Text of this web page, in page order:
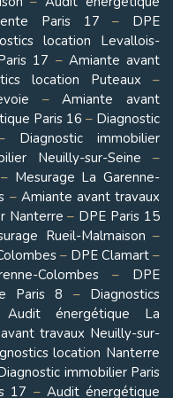
Paris 17 – DPE
location Levallois-
17 – Amiante avant
location Puteaux –
–Amiante avant
Paris 16 – Diagnostic
Diagnostic immobilier
Neuilly-sur-Seine –
– Mesurage La Garenne-
– Amiante avant travaux
Nanterre – DPE Paris 15
Rueil-Malmaison –
– DPE Clamart –
Colombes– DPE
Paris 8 – Diagnostics
Audit énergétique La
travaux Neuilly-sur-
location Nanterre
immobilier Paris
17 – Audit énergétique